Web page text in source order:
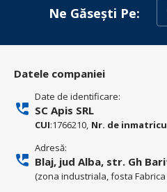
Ne Găsești Pe:
Datele companiei
Date de identificare:
SC Apis SRL
CUI:1766210, Nr. de
Adresă:
Blaj, jud Alba, str. Gh
(zona industriala, fosta